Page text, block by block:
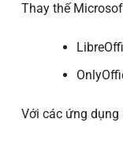
Thay thế
Với các ứng dụng